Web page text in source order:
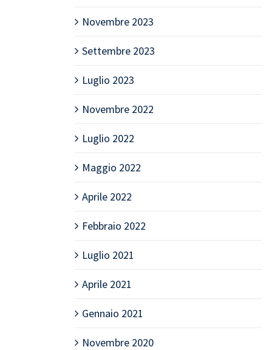
Novembre 2023
Settembre 2023
Luglio 2023
Novembre 2022
Luglio 2022
Maggio 2022
Aprile 2022
Febbraio 2022
Luglio 2021
Aprile 2021
Gennaio 2021
Novembre 2020